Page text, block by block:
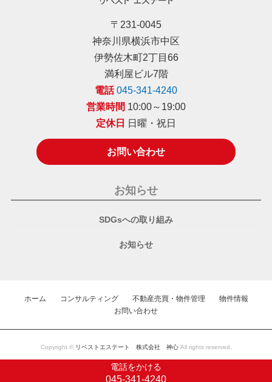
〒231-0045
神奈川県横浜市中区
伊勢佐木町2丁目66
満利屋ビル7階
電話 045-341-4240
営業時間 10:00～19:00
定休日
日曜・祝日
お問い合わせ
電話をかける
045-341-4240
お知らせ
SDGsへの取り組み
お知らせ
ホーム コンサルティング 不動産売買・物件管理
物件情報
お問い合わせ
Copyright © リベストエステート 株式会社 神心All rights reserved.